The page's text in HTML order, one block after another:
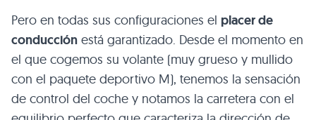
Pero en todas sus configuraciones el placer de
conducción está garantizado. Desde el momento en
el que cogemos su volante (muy grueso y mullido
con el paquete deportivo M), tenemos la sensación
de control del coche y notamos la carretera con el